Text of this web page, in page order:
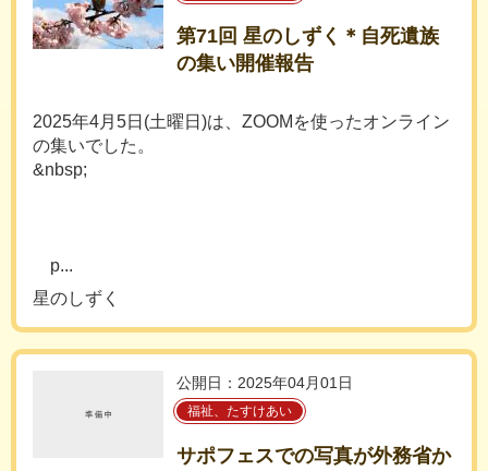
第71回 星のしずく＊自死遺族
の集い開催報告
2025年4月5日(土曜日)は、ZOOMを使ったオンライン
の集いでした。
&nbsp;
p...
星のしずく
公開日：2025年04月01日
福祉、たすけあい
サポフェスでの写真が外務省か